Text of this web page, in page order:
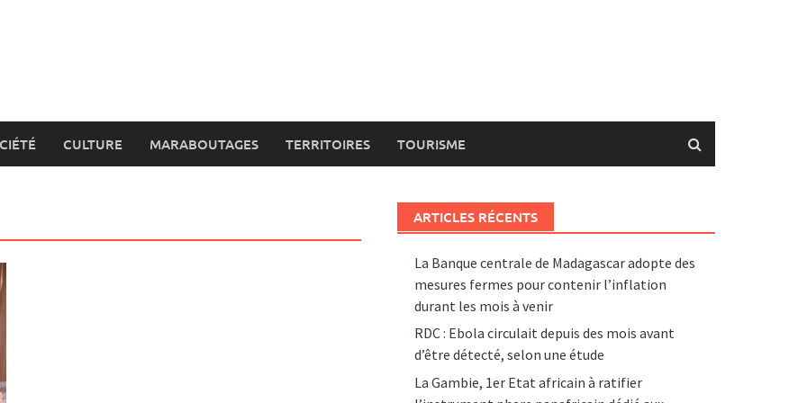
CULTURE MARABOUTAGES TERRITOIRES TOURISME
ARTICLES RÉCENTS
La Banque centrale de Madagascar adopte des
mesures fermes pour contenir l’inflation
durant les mois à venir
RDC : Ebola circulait depuis des mois avant
d’être détecté, selon une étude
La Gambie, 1er Etat africain à ratifier